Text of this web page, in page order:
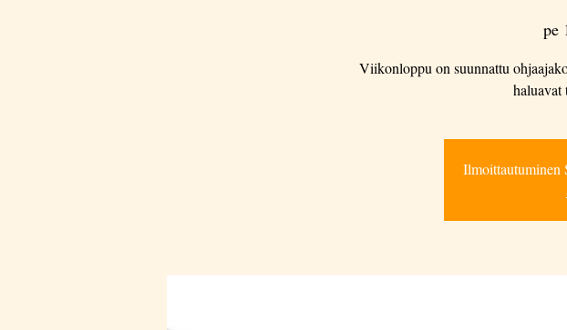
pe
Viikonloppu on suunnattu
haluavat
Ilmoittautuminen